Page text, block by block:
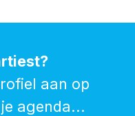
aan op
agenda...